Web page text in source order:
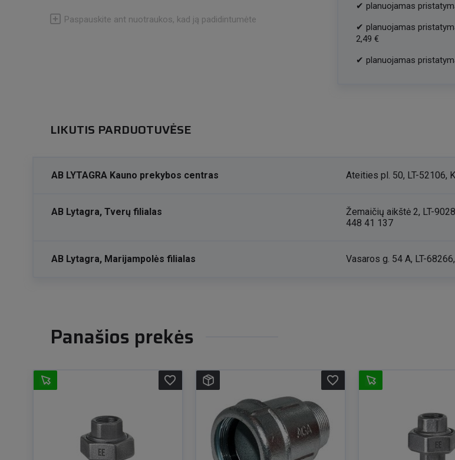
Paspauskite ant nuotraukos, kad ją padidintumėte
✔ planuojamas
✔ planuojamas
2,49 €
✔ planuojamas
LIKUTIS PARDUOTUVĖSE
AB LYTAGRA Kauno prekybos centras Ateities pl. 50, LT-52106,
AB Lytagra, Tverų filialas Žemaičių aikštė 2, LT-
448 41 137
AB Lytagra, Marijampolės filialas Vasaros g. 54 A, LT-
Panašios prekės
favorite_border favorite_border